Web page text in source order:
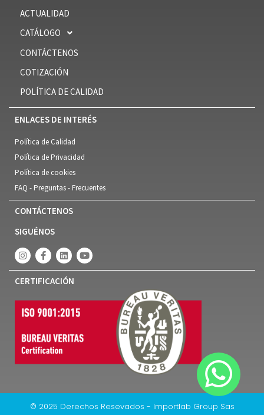
ACTUALIDAD
CATÁLOGO
CONTÁCTENOS
COTIZACIÓN
POLÍTICA DE CALIDAD
ENLACES DE INTERÉS
Política de Calidad
Política de Privacidad
Política de cookies
FAQ - Preguntas - Frecuentes
CONTÁCTENOS
SIGUÉNOS
CERTIFICACIÓN
© 2025 Derechos Resevados - Importlab Group Sas